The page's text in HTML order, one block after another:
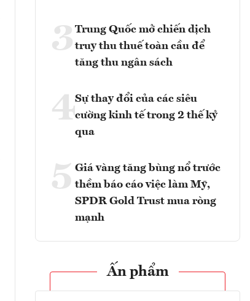
3 Trung Quốc mở chiến dịch
truy thu thuế toàn cầu để
tăng thu ngân sách
4Sự thay đổi của các siêu
cường kinh tế trong 2 thế kỷ
qua
5 Giá vàng tăng bùng nổ trước
thềm báo cáo việc làm Mỹ,
SPDR Gold Trust mua ròng
mạnh
Ấn phẩm